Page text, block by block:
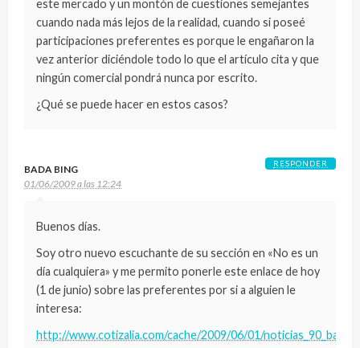
este mercado y un montón de cuestiones semejantes
cuando nada más lejos de la realidad, cuando si poseé
participaciones preferentes es porque le engañaron la
vez anterior diciéndole todo lo que el artículo cita y que
ningún comercial pondrá nunca por escrito.
¿Qué se puede hacer en estos casos?
BADA BING
01/06/2009 a las 12:24
Buenos días.
Soy otro nuevo escuchante de su sección en «No es un
día cualquiera» y me permito ponerle este enlace de hoy
(1 de junio) sobre las preferentes por si a alguien le
interesa:
http://www.cotizalia.com/cache/2009/06/01/
RESPONDER